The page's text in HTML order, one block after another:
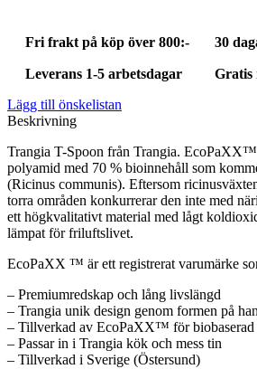
Fri frakt på köp över 800:- 30
Leverans 1-5 arbetsdagar
Gratis
Lägg till önskelistan
Beskrivning
Trangia T-Spoon från Trangia. EcoPaXX™
polyamid med 70 % bioinnehåll som
(Ricinus communis). Eftersom
torra områden konkurrerar den inte med
ett högkvalitativt material med lågt
lämpat för friluftslivet.
EcoPaXX ™ är ett registrerat varumärke
– Premiumredskap och lång livslängd
– Trangia unik design genom formen på
– Tillverkad av EcoPaXX™ för biobaserad
– Passar in i Trangia kök och mess tin
– Tillverkad i Sverige (Östersund)